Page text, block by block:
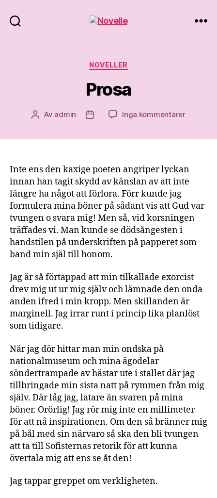
Kategorier
NOVELLER
Prosa
Inläggsförfattare
Av admin InläggsdatumInga kommentarertill
Inte ens den kaxige poeten angriper lyckan
innan han tagit skydd av känslan av att inte
längre ha något att förlora. Förr kunde jag
formulera mina böner på sådant vis att Gud var
tvungen o svara mig! Men så, vid korsningen
träffades vi. Man kunde se dödsångesten i
handstilen på underskriften på papperet som
band min själ till honom.
Jag är så förtappad att min tilkallade exorcist
drev mig ut ur mig själv och lämnade den onda
anden ifred i min kropp. Men skillanden är
marginell. Jag irrar runt i princip lika planlöst
som tidigare.
När jag dör hittar man min ondska på
nationalmuseum och mina ägodelar
söndertrampade av hästar ute i stallet där jag
tillbringade min sista natt på rymmen från mig
själv. Där låg jag, latare än svaren på mina
böner. Orörlig! Jag rör mig inte en millimeter
för att nå inspirationen. Om den så bränner mig
på bål med sin närvaro så ska den bli tvungen
att ta till Sofisternas retorik för att kunna
övertala mig att ens se åt den!
Jag tappar greppet om verkligheten.